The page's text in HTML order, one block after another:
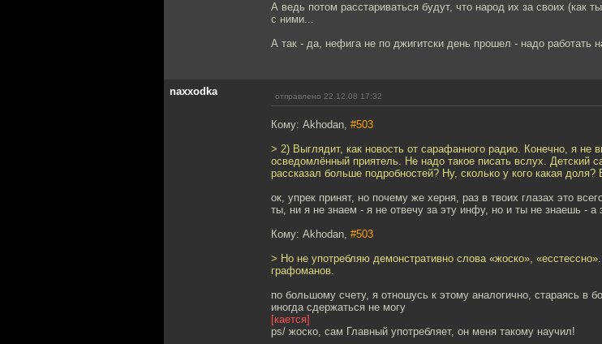
А ведь потом расстариваться будут, что народ их за своих (как
с ними...
А так - да, нефига не по джигитски день прошел - надо работать
naxxodka отправлено 22.12.08 17:32
Кому: Akhodan, #503
> 2) Выглядит, как новость от сарафанного радио. Конечно, я не
осведомлённый приятель. Не надо такое писать вслух. Детский
рассказал больше подробностей? Ну, сколько у кого какая
ок, упрек принят, но почему же херня, раз в твоих глазах это
ты, ни я не знаем - я не отвечу за эту инфу, но и ты не знаешь -
Кому: Akhodan, #503
> Но не употребляю демонстративно слова «жоско»,
графоманов.
по большому счету, я отношусь к этому аналогично, стараясь в
иногда сдержаться не могу
[кается]
ps/ жоско, сам Главный употребляет, он меня такому научил!